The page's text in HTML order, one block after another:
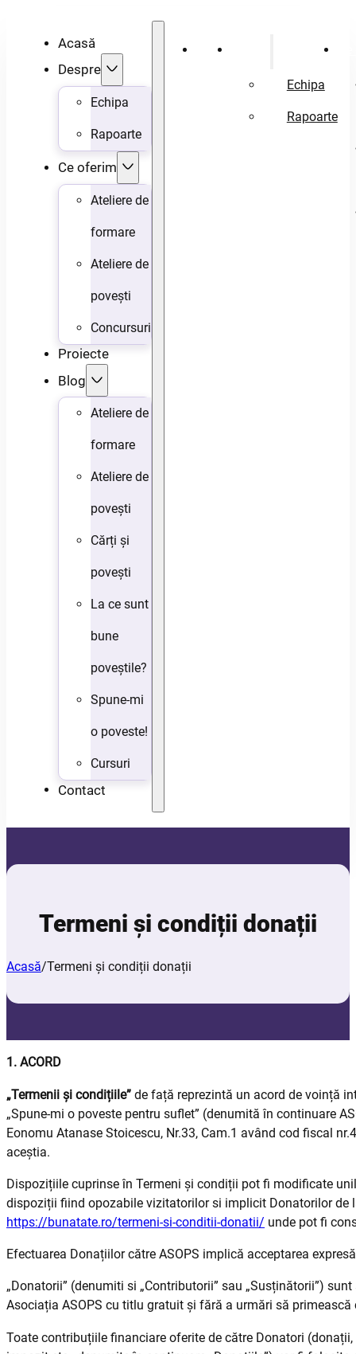
Acasă
Despre
Echipa
Rapoarte
Ce oferim
Ateliere de
formare
Ateliere de
povești
Concursuri
Proiecte
Blog
Ateliere de
formare
Ateliere de
povești
Cărți și
povești
La ce sunt
bune
poveștile?
Spune-mi
o poveste!
Cursuri
Contact
Acasă
Echipa
Rapoarte
Termeni și condiții donații
Acasă/Termeni și condiții donații
1. ACORD
„Termenii și condițiile” de față reprezintă un acord de voință
„Spune-mi o poveste pentru suflet” (denumită în continuare
Eonomu Atanase Stoicescu, Nr.33, Cam.1 având cod fiscal
aceștia.
Dispozițiile cuprinse în Termeni și condiții pot fi modificate
dispoziții fiind opozabile vizitatorilor si implicit Donatorilor de
https://bunatate.ro/termeni-si-conditii-donatii/ unde pot fi
Efectuarea Donațiilor către ASOPS implică acceptarea
„Donatorii” (denumiti si „Contributorii” sau „Susținătorii”)
Asociația ASOPS cu titlu gratuit și fără a urmări să primească
Toate contribuțiile financiare oferite de către Donatori